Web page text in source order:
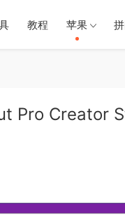
教程 苹果
Pro Creator